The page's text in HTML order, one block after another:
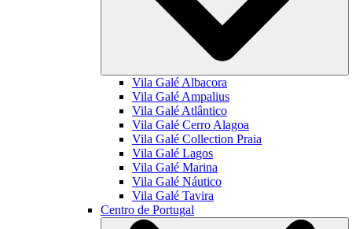
Vila Galé Albacora
Vila Galé Ampalius
Vila Galé Atlântico
Vila Galé Cerro Alagoa
Vila Galé Collection Praia
Vila Galé Lagos
Vila Galé Marina
Vila Galé Náutico
Vila Galé Tavira
Centro de Portugal